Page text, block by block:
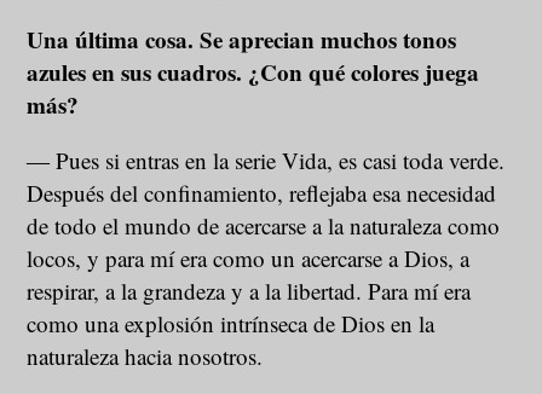
Una última cosa. Se aprecian muchos tonos
azules en sus cuadros. ¿Con qué colores juega
más?
― Pues si entras en la serie Vida, es casi toda verde.
Después del confinamiento, reflejaba esa necesidad
de todo el mundo de acercarse a la naturaleza como
locos, y para mí era como un acercarse a Dios, a
respirar, a la grandeza y a la libertad. Para mí era
como una explosión intrínseca de Dios en la
naturaleza hacia nosotros.